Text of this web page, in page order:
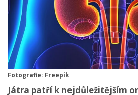
Fotografie: Freepik
Játra patří k nejdůležitějším